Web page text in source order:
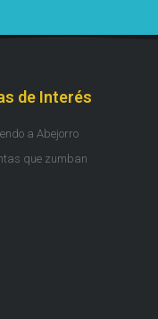
de Interés
a Abejorro
que zumban